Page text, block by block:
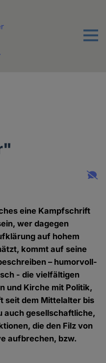
Menu
eine Kampfschrift
wer dagegen
auf hohem
kommt auf seine
– humorvoll-
- die vielfältigen
und Kirche mit Politik,
seit dem Mittelalter bis
auch gesellschaftliche,
die den Filz von
aufbrechen, bzw.